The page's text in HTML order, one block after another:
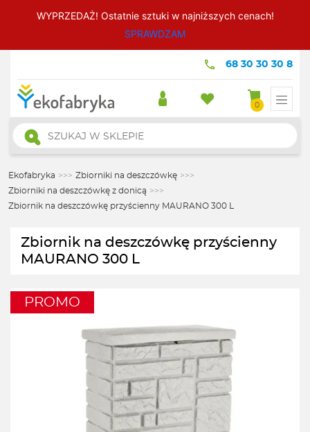
WYPRZEDAŻ! Ostatnie sztuki w najniższych cenach!
SPRAWDZAM
68 30 30 30 8
0
Wyszukiwarka
produktów
Ekofabryka >>> Zbiorniki na deszczówkę >>>
Zbiorniki na deszczówkę z donicą >>>
Zbiornik na deszczówkę przyścienny MAURANO 300 L
Zbiornik na deszczówkę przyścienny
MAURANO 300 L
PROMO